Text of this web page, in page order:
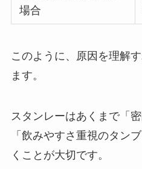
場合
このように、原因を理解
ます。
スタンレーはあくまで「
「飲みやすさ重視のタン
くことが大切です。